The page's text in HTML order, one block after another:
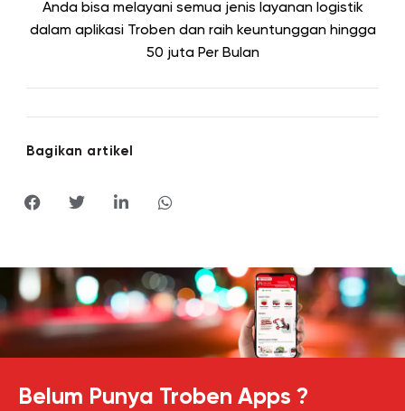
Anda bisa melayani semua jenis layanan logistik
dalam aplikasi Troben dan raih keuntunggan hingga
50 jutaPer Bulan
Bagikan artikel
Belum Punya Troben Apps ?